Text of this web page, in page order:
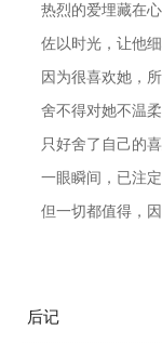
热烈的爱埋藏在
佐以时光，让他
因为很喜欢她，
舍不得对她不温
只好舍了自己的
一眼瞬间，已注
但一切都值得，
后记